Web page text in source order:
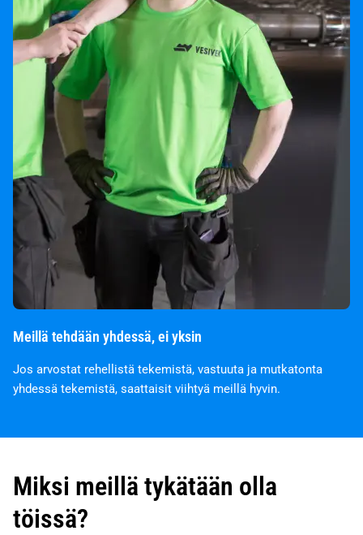
Meillä tehdään yhdessä, ei yksin
Jos arvostat rehellistä tekemistä, vastuuta ja mutkatonta
yhdessä tekemistä, saattaisit viihtyä meillä hyvin.
Miksi meillä tykätään olla
töissä?